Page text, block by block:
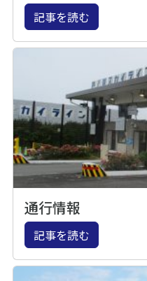
記事を読む
通行情報
記事を読む